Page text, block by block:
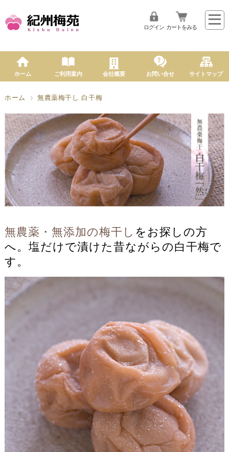
ログイン カートをみる
ホーム ご利用案内 会社概要 お問い合せ サイトマップ
ホーム 無農薬梅干し 白干梅
無農薬・無添加の梅干し をお探しの方
へ。塩だけで漬けた昔ながらの白干梅で
す。